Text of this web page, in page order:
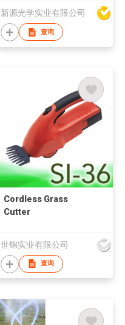
新源光学实业有限公司
查询
Cordless Grass
Cutter
世锦实业有限公司
查询